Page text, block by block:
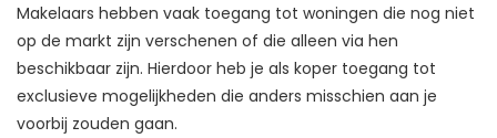
Makelaars hebben vaak toegang tot woningen die nog niet
op de markt zijn verschenen of die alleen via hen
beschikbaar zijn. Hierdoor heb je als koper toegang tot
exclusieve mogelijkheden die anders misschien aan je
voorbij zouden gaan.